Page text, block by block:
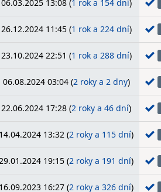
06.03.2025 13:08 (1 rok a 154 dní)
26.12.2024 11:45 (1 rok a 224 dní)
23.10.2024 22:51 (1 rok a 288 dní)
06.08.2024 03:04 (2 roky a 2 dny)
22.06.2024 17:28 (2 roky a 46 dní)
14.04.2024 13:32 (2 roky a 115 dní)
19:15 (2 roky a 191 dní)
16.09.2023 16:27 (2 roky a 326 dní)